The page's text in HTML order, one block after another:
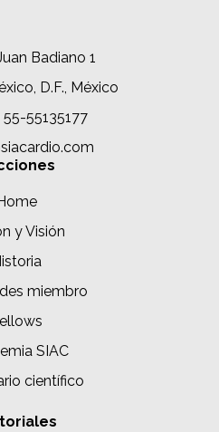
Badiano 1
D.F., México
55-55135177
y Visión
miembro
SIAC
científico